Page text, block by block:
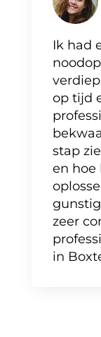
Ik had
op tijd
stap
en hoe
zeer
in